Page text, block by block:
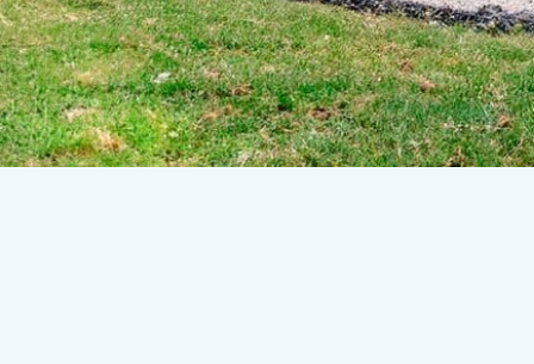
ДОМА,
КОТОРЫЕ
ИЩУТ СВОЮ
СЕМЬЮ.